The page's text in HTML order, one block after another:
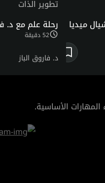
ميديا
تطوير الذات
رحلة علم مع د.
52 دقيقة
د. فاروق الباز
الأساسية.